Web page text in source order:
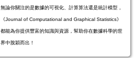
無論你關注的是數據的可視化、計算算法還是統計模型，
《Journal of Computational and Graphical Statistics》
都能為你提供豐富的知識與資源，幫助你在數據科學的世
界中脫穎而出！